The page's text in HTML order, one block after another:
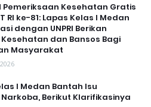
Pemeriksaan Kesehatan Gratis
RI ke-81: Lapas Kelas I Medan
dengan UNPRI Berikan
dan Bansos Bagi
Masyarakat
I Medan Bantah Isu
Berikut Klarifikasinya